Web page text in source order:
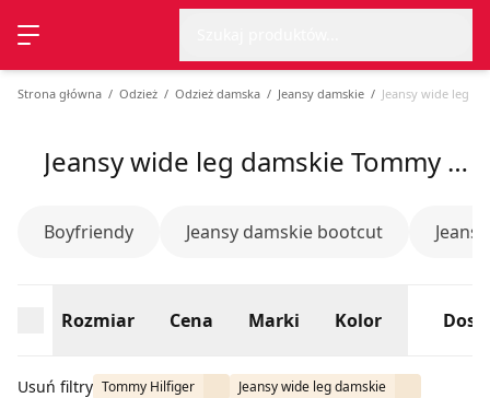
Przełącz menu
Strona główna Odzież Odzież damska Jeansy damskie Jeansy wide leg
Jeansy wide leg damskie Tommy Hilfiger, lato 2026
Boyfriendy Jeansy damskie bootcut
Rozmiar Cena Marki Kolor
Usuń filtry Tommy Hilfiger Jeansy wide leg damskie